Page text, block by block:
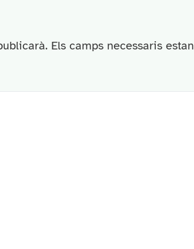
Els camps necessaris